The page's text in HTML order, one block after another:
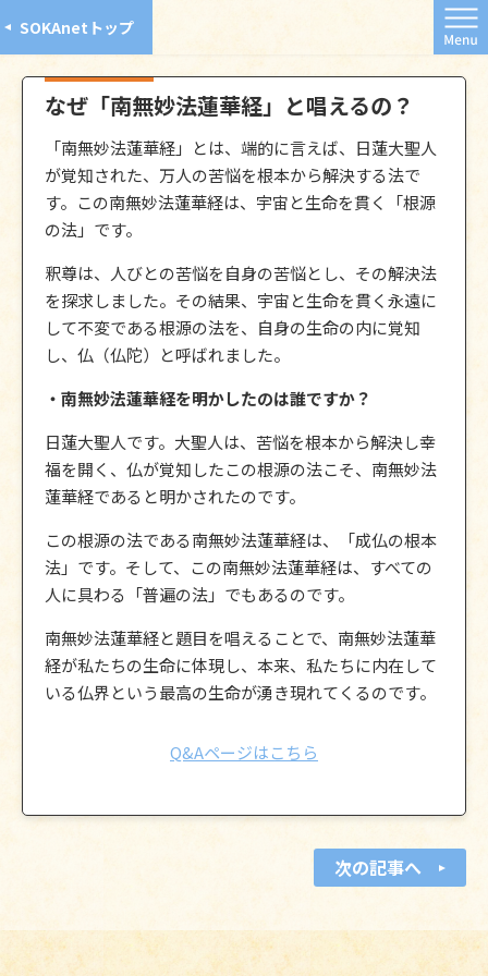
SOKAnetトップ
なぜ「南無妙法蓮華経」と唱えるの？
「南無妙法蓮華経」とは、端的に言えば、日蓮大聖人
が覚知された、万人の苦悩を根本から解決する法で
す。この南無妙法蓮華経は、宇宙と生命を貫く「根源
の法」です。
釈尊は、人びとの苦悩を自身の苦悩とし、その解決法
を探求しました。その結果、宇宙と生命を貫く永遠に
して不変である根源の法を、自身の生命の内に覚知
し、仏（仏陀）と呼ばれました。
・南無妙法蓮華経を明かしたのは誰ですか？
日蓮大聖人です。大聖人は、苦悩を根本から解決し幸
福を開く、仏が覚知したこの根源の法こそ、南無妙法
蓮華経であると明かされたのです。
この根源の法である南無妙法蓮華経は、「成仏の根本
法」です。そして、この南無妙法蓮華経は、すべての
人に具わる「普遍の法」でもあるのです。
南無妙法蓮華経と題目を唱えることで、南無妙法蓮華
経が私たちの生命に体現し、本来、私たちに内在して
いる仏界という最高の生命が湧き現れてくるのです。
Q&Aページはこちら
次の記事へ